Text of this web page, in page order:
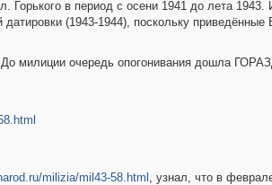
Горького в период с осени 1941 до лета
(1943-1944), поскольку
милиции очередь опогонивания дошла
milizia/mil43-58.html , узнал, что в